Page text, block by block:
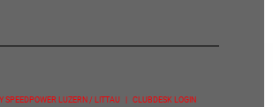
SPEEDPOWER LUZERN / LITTAU | CLUBDESK LOGIN